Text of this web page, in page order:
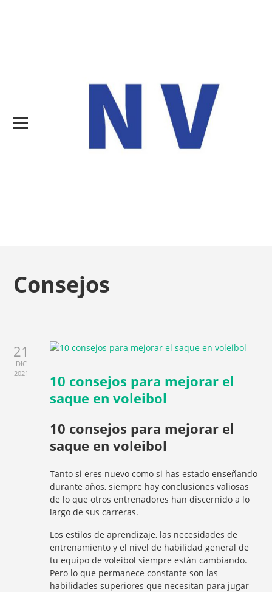
Consejos
21
DIC
2021
10 consejos para mejorar el
saque en voleibol
10 consejos para mejorar el
saque en voleibol
Tanto si eres nuevo como si has estado enseñando
durante años, siempre hay conclusiones valiosas
de lo que otros entrenadores han discernido a lo
largo de sus carreras.
Los estilos de aprendizaje, las necesidades de
entrenamiento y el nivel de habilidad general de
tu equipo de voleibol siempre están cambiando.
Pero lo que permanece constante son las
habilidades superiores que necesitan para jugar